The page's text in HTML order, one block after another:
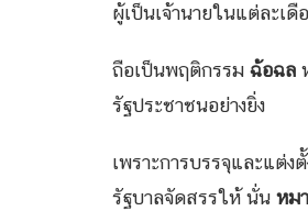
ผู้เป็นเจ้านายในแต่ละเ
ถือเป็นพฤติกรรม ฉ้อฉล
รัฐประชาชนอย่างยิ่ง
เพราะการบรรจุและแต่
รัฐบาลจัดสรรให้ นั่น หม